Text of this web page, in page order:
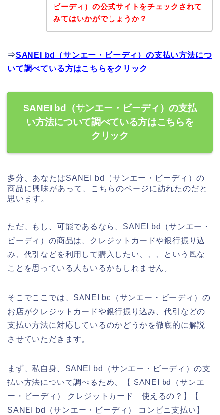
ビーディ）の公式サイトをチェックされて
みてはいかがでしょうか？
⇒SANEI bd（サンエー・ビーディ）の支払い方法につ
いて調べている方はこちらをクリック
SANEI bd（サンエー・ビーディ）の支払
い方法について調べている方はこちらを
クリック
多分、あなたはSANEI bd（サンエー・ビーディ）の
商品に興味があって、こちらのページに訪れたのだと
思います。
ただ、もし、可能であるなら、SANEI bd（サンエー・
ビーディ）の商品は、クレジットカードや銀行振り込
み、代引などを利用して購入したい、、、という風な
ことを思っている人もいるかもしれません。
そこでここでは、SANEI bd（サンエー・ビーディ）の
お店がクレジットカードや銀行振り込み、代引などの
支払い方法に対応しているのかどうかを徹底的に解説
させていただきます。
まず、私自身、SANEI bd（サンエー・ビーディ）の支
払い方法について調べるため、【 SANEI bd（サンエ
ー・ビーディ） クレジットカード 使えるの？】【
SANEI bd（サンエー・ビーディ） コンビニ支払い】